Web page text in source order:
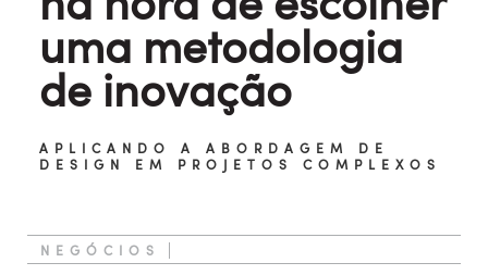
uma metodologia
de inovação
APLICANDO A ABORDAGEM DE
DESIGN EM PROJETOS COMPLEXOS
NEGÓCIOS